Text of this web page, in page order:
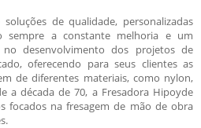
de qualidade, personalizadas
sempre a constante melhoria e um
no desenvolvimento dos projetos de
oferecendo para seus clientes as
de diferentes materiais, como nylon,
a década de 70, a Fresadora Hipoyde
focados na fresagem de mão de obra